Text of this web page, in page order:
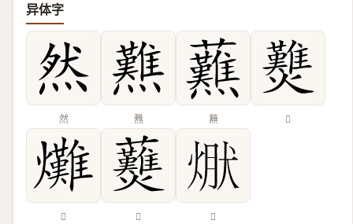
异体字
然 㸐 䖄 𤓉
𤓌 𧆋 𭵃